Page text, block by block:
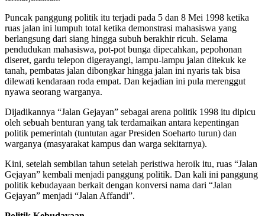
Puncak panggung politik itu terjadi pada 5 dan 8 Mei 1998 ketika
ruas jalan ini lumpuh total ketika demonstrasi mahasiswa yang
berlangsung dari siang hingga subuh berakhir ricuh. Selama
pendudukan mahasiswa, pot-pot bunga dipecahkan, pepohonan
diseret, gardu telepon digerayangi, lampu-lampu jalan ditekuk ke
tanah, pembatas jalan dibongkar hingga jalan ini nyaris tak bisa
dilewati kendaraan roda empat. Dan kejadian ini pula merenggut
nyawa seorang warganya.
Dijadikannya “Jalan Gejayan” sebagai arena politik 1998 itu dipicu
oleh sebuah benturan yang tak terdamaikan antara kepentingan
politik pemerintah (tuntutan agar Presiden Soeharto turun) dan
warganya (masyarakat kampus dan warga sekitarnya).
Kini, setelah sembilan tahun setelah peristiwa heroik itu, ruas “Jalan
Gejayan” kembali menjadi panggung politik. Dan kali ini panggung
politik kebudayaan berkait dengan konversi nama dari “Jalan
Gejayan” menjadi “Jalan Affandi”.